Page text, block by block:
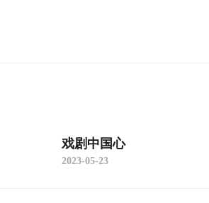
戏剧中国心
2023-05-23